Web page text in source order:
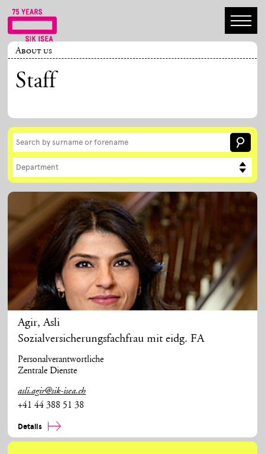
About us
Staff
Department
Agir,Asli
Sozialversicherungsfachfrau mit eidg. FA
Personalverantwortliche
Zentrale Dienste
asli.agir@sik-isea.ch
+41 44 388 51 38
Details